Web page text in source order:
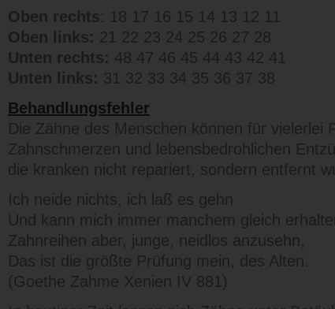
Oben rechts: 18 17 16 15 14 13 12 11
Oben links: 21 22 23 24 25 26 27 28
Unten rechts: 48 47 46 45 44 43 42 41
Unten links: 31 32 33 34 35 36 37 38
Behandlungsfehler
Die Zähne des Menschen können für
Zahnschmerzen und lebensbedrohlichen
die kranken nicht repariert, sondern entfernt
Ich neide nichts, ich laß es gehn
Und kann mich immer manchem gleich
Zahnreihen aber, junge, neidlos anzusehn,
Das ist die größte Prüfung mein, des Alten.
(Goethe Zahme Xenien IV 881)